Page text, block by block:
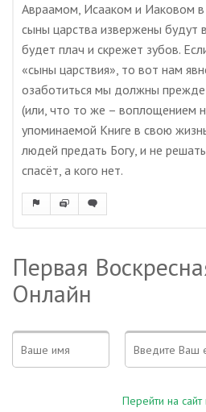
Авраамом, Исааком и Иаковом
сыны царства извержены
будет плач и скрежет зубов.
«сыны царствия», то вот нам
озаботиться мы должны прежде
(или, что то же – воплощением
упоминаемой Книге в свою
людей предать Богу, и не
спасёт, а кого нет.
Первая
Онлайн
Перейти на